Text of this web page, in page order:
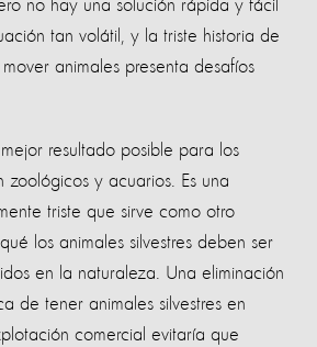
no hay una solución rápida y fácil
tan volátil, y la triste historia de
animales presenta desafíos
mejor resultado posible para los
zoológicos y acuarios. Es una
triste que sirve como otro
los animales silvestres deben ser
en la naturaleza. Una eliminación
de tener animales silvestres en
comercial evitaría que